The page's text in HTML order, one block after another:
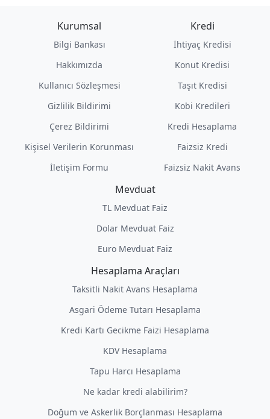
Kurumsal
Bilgi Bankası
Hakkımızda
Kullanıcı Sözleşmesi
Gizlilik Bildirimi
Çerez Bildirimi
Kişisel Verilerin Korunması
İletişim Formu
Kredi
İhtiyaç Kredisi
Konut Kredisi
Taşıt Kredisi
Kobi Kredileri
Kredi Hesaplama
Faizsiz Kredi
Faizsiz Nakit Avans
Mevduat
TL Mevduat Faiz
Dolar Mevduat Faiz
Euro Mevduat Faiz
Hesaplama Araçları
Taksitli Nakit Avans Hesaplama
Asgari Ödeme Tutarı Hesaplama
Kredi Kartı Gecikme Faizi Hesaplama
KDV Hesaplama
Tapu Harcı Hesaplama
Ne kadar kredi alabilirim?
Doğum ve Askerlik Borçlanması Hesaplama